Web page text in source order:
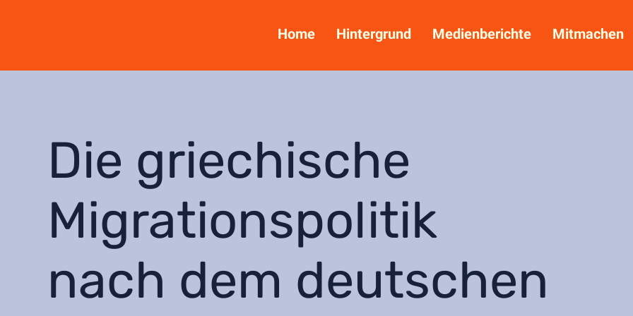
Home Hintergrund Medienberichte Mitmachen
Die griechische
Migrationspolitik
nach dem deutschen